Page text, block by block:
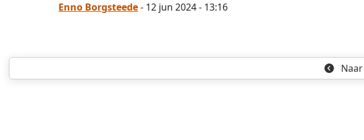
Enno Borgsteede- 12 jun 2024 - 13:16